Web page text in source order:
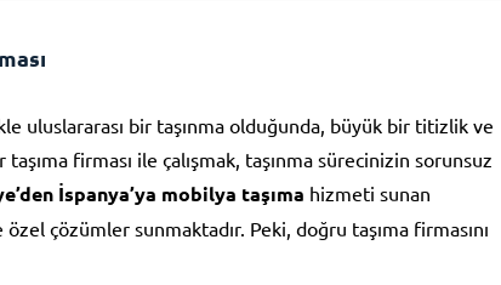
uluslararası bir taşınma olduğunda, büyük bir titizlik ve
firması ile çalışmak, taşınma sürecinizin sorunsuz
İspanya’ya mobilya taşıma hizmeti sunan
çözümler sunmaktadır. Peki, doğru taşıma firmasını